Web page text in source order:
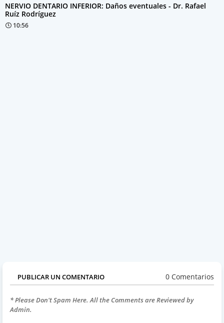
NERVIO DENTARIO INFERIOR: Daños eventuales - Dr. Rafael
Ruíz Rodríguez
10:56
PUBLICAR UN COMENTARIO 0 Comentarios
* Please Don't Spam Here. All the Comments are Reviewed by
Admin.